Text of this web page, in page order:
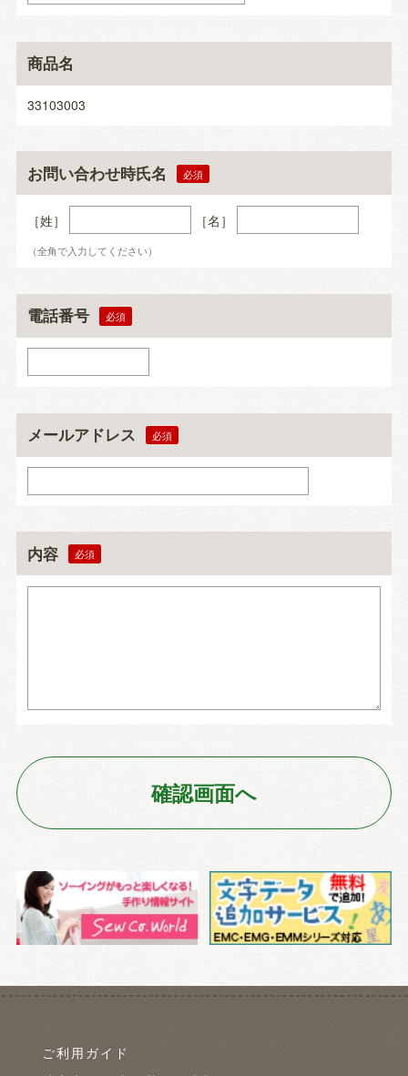
商品名
33103003
お問い合わせ時氏名
［姓］ ［名］
（全角で入力してください）
電話番号
メールアドレス
内容
ご利用ガイド